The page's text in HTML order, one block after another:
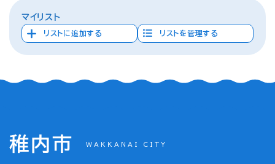
マイリスト
リストに追加する リストを管理する
稚内市 WAKKANAI CITY